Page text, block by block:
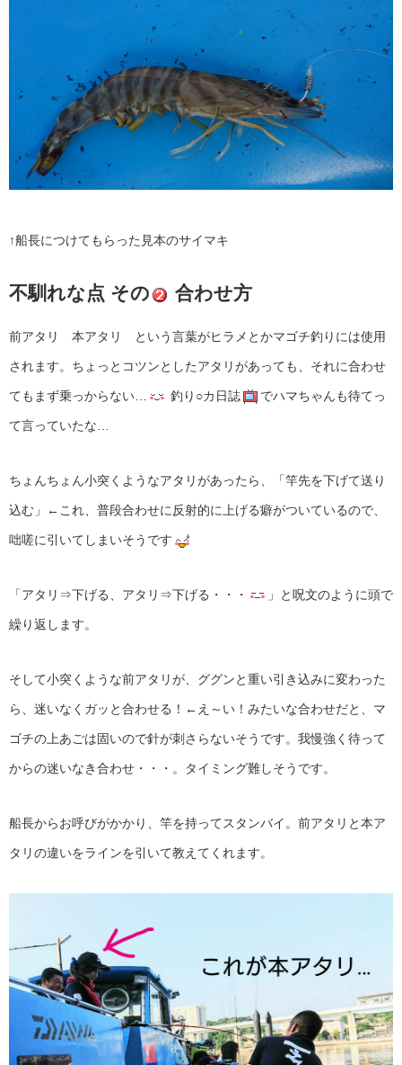
↑船長につけてもらった見本のサイマキ
不馴れな点 その 合わせ方
前アタリ 本アタリ という言葉がヒラメとかマゴチ釣りには使用
されます。ちょっとコツンとしたアタリがあっても、それに合わせ
てもまず乗っからない… 釣り○カ日誌 でハマちゃんも待てっ
て言っていたな…
ちょんちょん小突くようなアタリがあったら、「竿先を下げて送り
込む」←これ、普段合わせに反射的に上げる癖がついているので、
咄嗟に引いてしまいそうです
「アタリ⇒下げる、アタリ⇒下げる・・・ 」と呪文のように頭で
繰り返します。
そして小突くような前アタリが、ググンと重い引き込みに変わった
ら、迷いなくガッと合わせる！←え～い！みたいな合わせだと、マ
ゴチの上あごは固いので針が刺さらないそうです。我慢強く待って
からの迷いなき合わせ・・・。タイミング難しそうです。
船長からお呼びがかかり、竿を持ってスタンバイ。前アタリと本ア
タリの違いをラインを引いて教えてくれます。